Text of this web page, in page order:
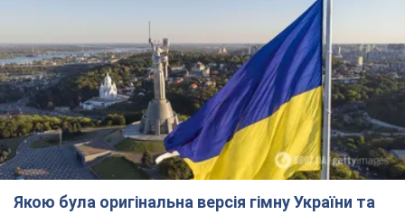
Якою була оригінальна версія гімну України та